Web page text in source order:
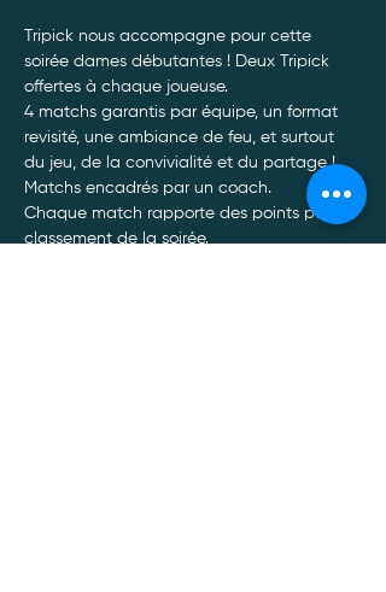
Tripick nous accompagne pour cette
soirée dames débutantes ! Deux Tripick
offertes à chaque joueuse.
4 matchs garantis par équipe, un format
revisité, une ambiance de feu, et surtout
du jeu, de la convivialité et du partage !
Matchs encadrés par un coach.
Chaque match rapporte des points pour le
classement de la soirée.